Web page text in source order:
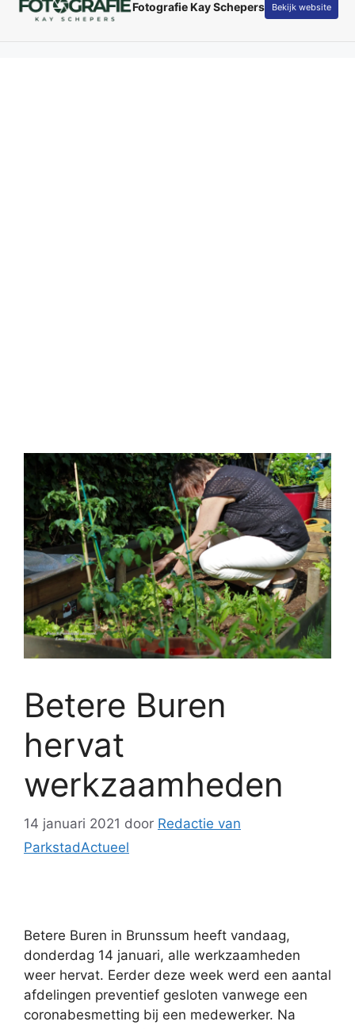
Fotografie Kay Schepers Bekijk website
Betere Buren
hervat
werkzaamheden
14 januari 2021 door Redactie van
ParkstadActueel
Betere Buren in Brunssum heeft vandaag,
donderdag 14 januari, alle werkzaamheden
weer hervat. Eerder deze week werd een aantal
afdelingen preventief gesloten vanwege een
coronabesmetting bij een medewerker. Na